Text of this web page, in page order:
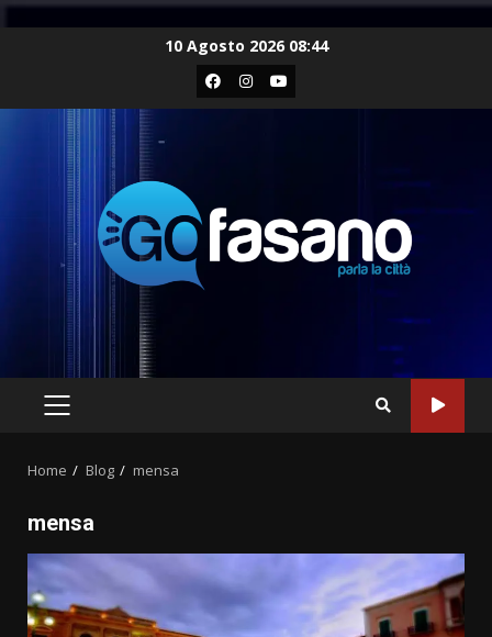
10 Agosto 2026 08:44
Facebook
Instagram
Youtube
PRIMARY
Home Blog mensa
mensa